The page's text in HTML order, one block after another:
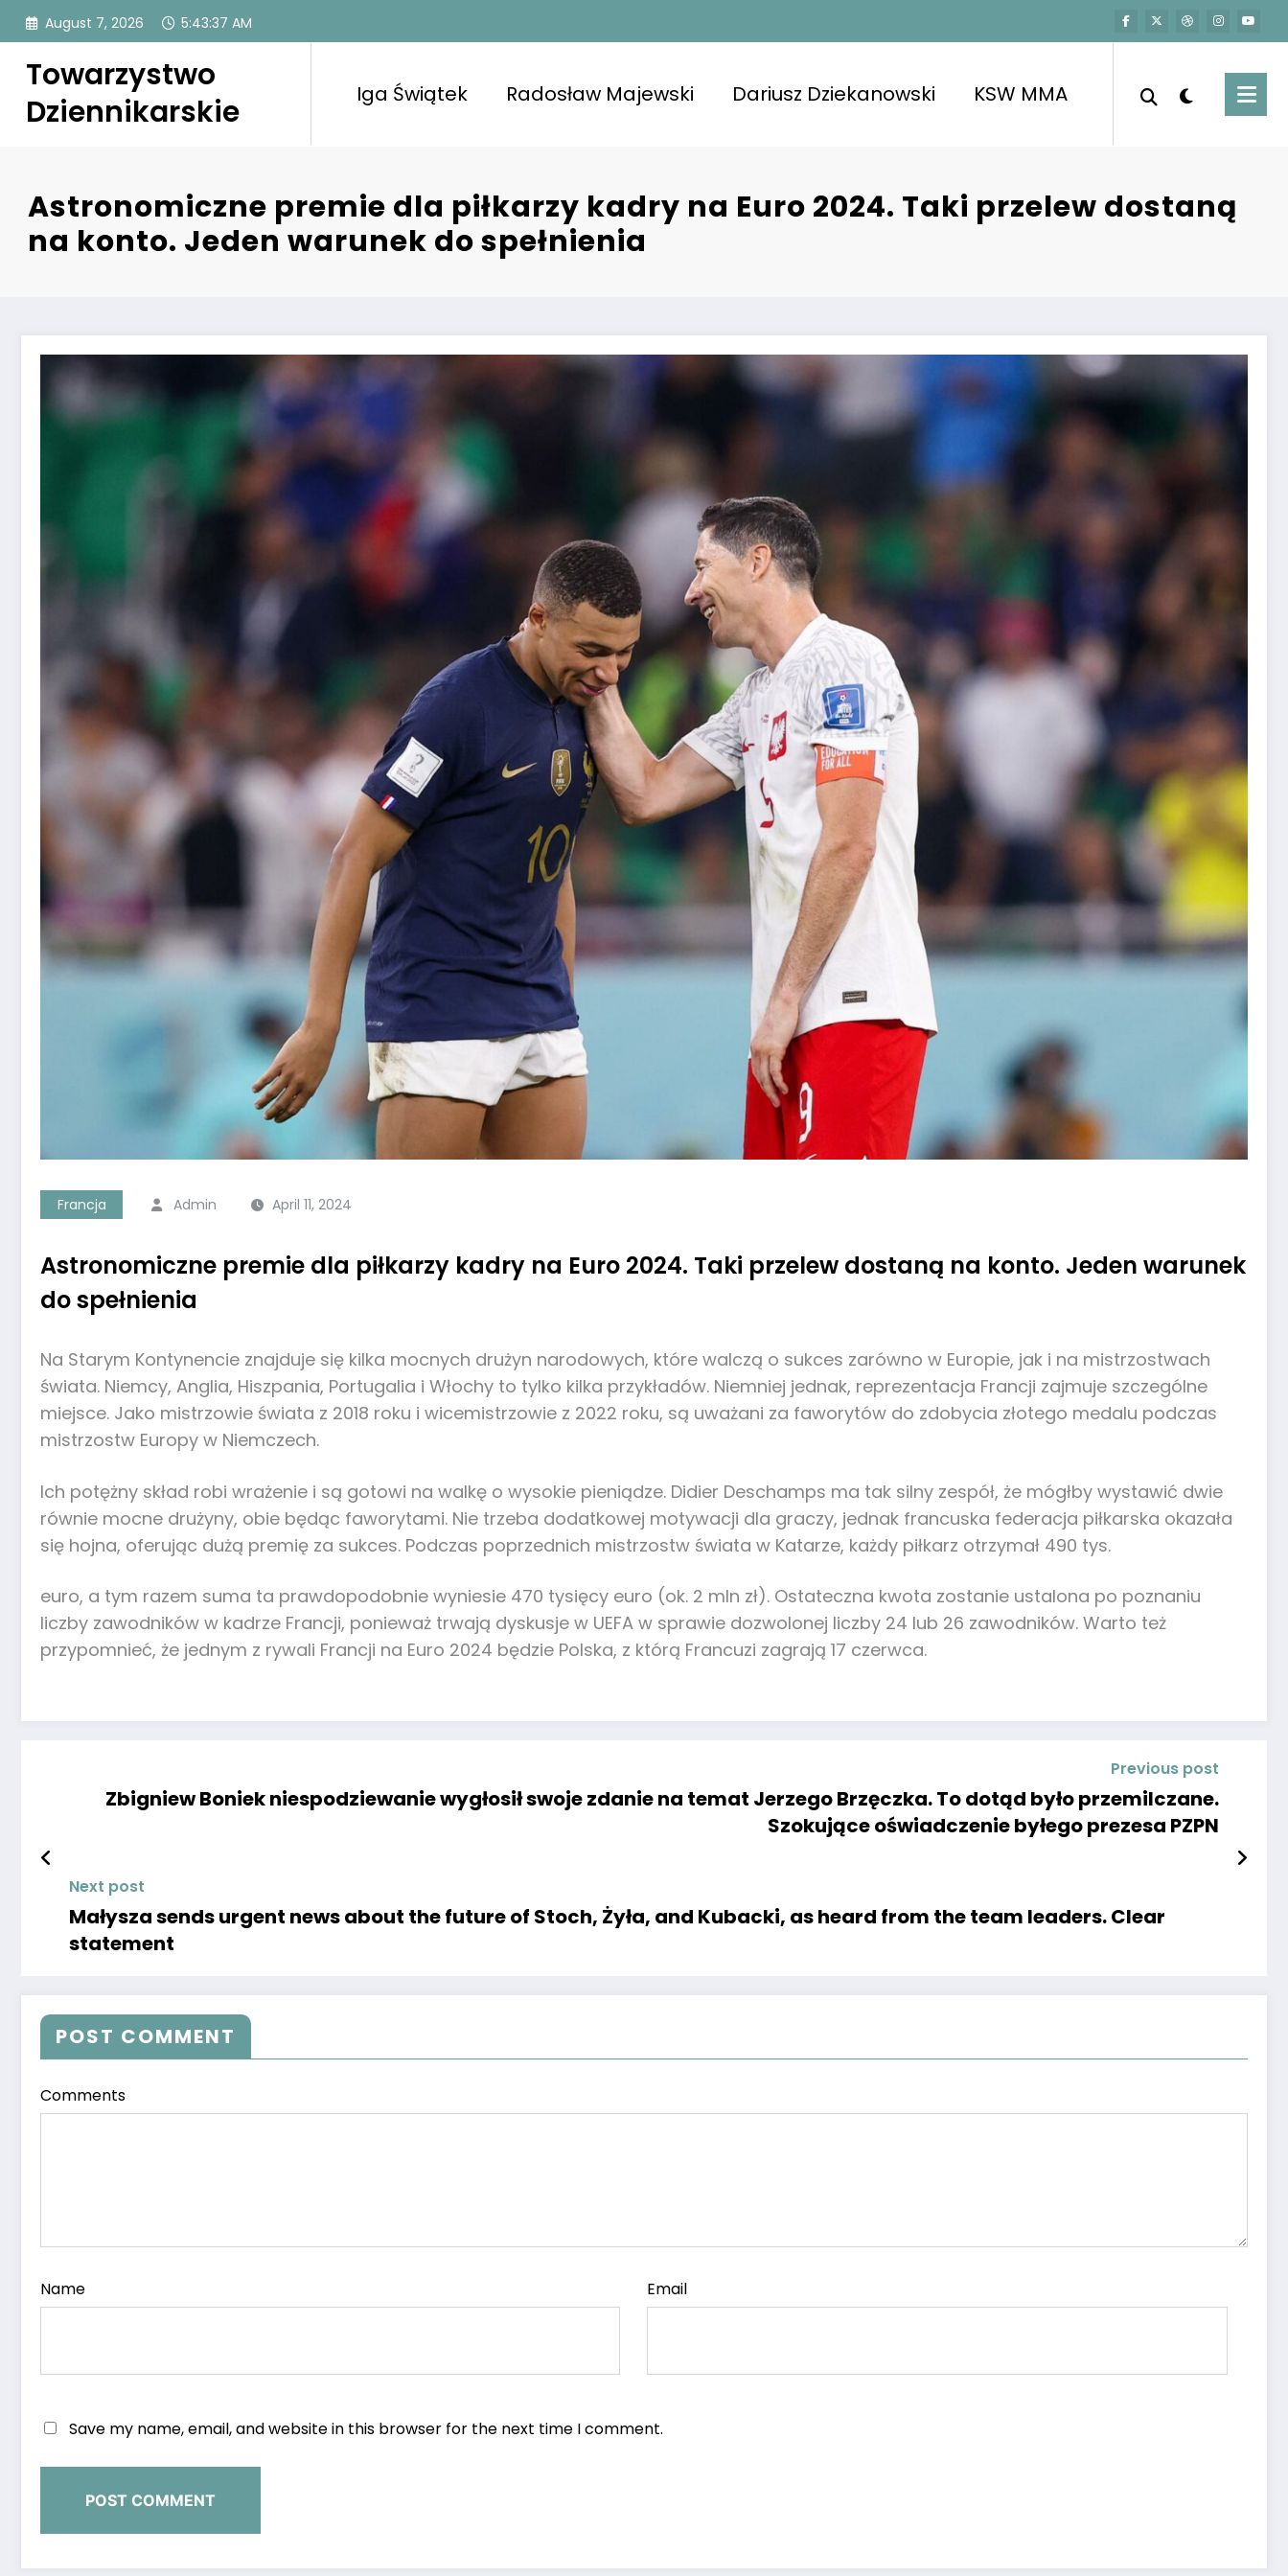
Skip
content
August 7, 2026 5:43:38 AM
Towarzystwo
Dziennikarskie
Iga Świątek Radosław Majewski Dariusz Dziekanowski KSW MMA
Astronomiczne premie dla piłkarzy kadry na Euro 2024. Taki przelew dostaną
na konto. Jeden warunek do spełnienia
Francja Admin April 11, 2024
Astronomiczne premie dla piłkarzy kadry na Euro 2024. Taki przelew dostaną na konto. Jeden warunek
do spełnienia
Na Starym Kontynencie znajduje się kilka mocnych drużyn narodowych, które walczą o sukces zarówno w Europie, jak i na mistrzostwach
świata. Niemcy, Anglia, Hiszpania, Portugalia i Włochy to tylko kilka przykładów. Niemniej jednak, reprezentacja Francji zajmuje szczególne
miejsce. Jako mistrzowie świata z 2018 roku i wicemistrzowie z 2022 roku, są uważani za faworytów do zdobycia złotego medalu podczas
mistrzostw Europy w Niemczech.
Ich potężny skład robi wrażenie i są gotowi na walkę o wysokie pieniądze. Didier Deschamps ma tak silny zespół, że mógłby wystawić dwie
równie mocne drużyny, obie będąc faworytami. Nie trzeba dodatkowej motywacji dla graczy, jednak francuska federacja piłkarska okazała
się hojna, oferując dużą premię za sukces. Podczas poprzednich mistrzostw świata w Katarze, każdy piłkarz otrzymał 490 tys.
euro, a tym razem suma ta prawdopodobnie wyniesie 470 tysięcy euro (ok. 2 mln zł). Ostateczna kwota zostanie ustalona po poznaniu
liczby zawodników w kadrze Francji, ponieważ trwają dyskusje w UEFA w sprawie dozwolonej liczby 24 lub 26 zawodników. Warto też
przypomnieć, że jednym z rywali Francji na Euro 2024 będzie Polska, z którą Francuzi zagrają 17 czerwca.
Previous post
Zbigniew Boniek niespodziewanie wygłosił swoje zdanie na temat Jerzego Brzęczka. To dotąd było przemilczane.
Szokujące oświadczenie byłego prezesa PZPN
Next post
Małysza sends urgent news about the future of Stoch, Żyła, and Kubacki, as heard from the team leaders. Clear
statement
POST COMMENT
Comments
Name Email
Save my name, email, and website in this browser for the next time I comment.